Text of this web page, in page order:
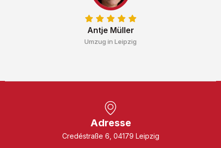
Antje Müller
Umzug in Leipzig
Adresse
Credéstraße 6, 04179 Leipzig